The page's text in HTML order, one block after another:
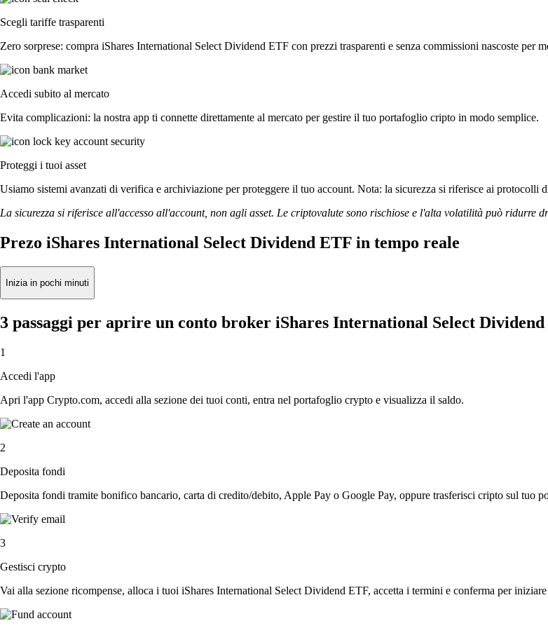
Scegli tariffe trasparenti
Zero sorprese: compra iShares International Select Dividend ETF con prezzi trasparenti e senza commissioni nascoste per
Accedi subito al mercato
Evita complicazioni: la nostra app ti connette direttamente al mercato per gestire il tuo portafoglio cripto in modo semplice.
Proteggi i tuoi asset
Usiamo sistemi avanzati di verifica e archiviazione per proteggere il tuo account. Nota: la sicurezza si riferisce ai protocolli
La sicurezza si riferisce all'accesso all'account, non agli asset. Le criptovalute sono rischiose e l'alta volatilità può ridurre
Prezo iShares International Select Dividend ETF in tempo reale
Inizia in pochi minuti
3 passaggi per aprire un conto broker iShares International Select
1
Accedi l'app
Apri l'app Crypto.com, accedi alla sezione dei tuoi conti, entra nel portafoglio crypto e visualizza il saldo.
2
Deposita fondi
Deposita fondi tramite bonifico bancario, carta di credito/debito, Apple Pay o Google Pay, oppure trasferisci cripto sul tuo
3
Gestisci crypto
Vai alla sezione ricompense, alloca i tuoi iShares International Select Dividend ETF, accetta i termini e conferma per